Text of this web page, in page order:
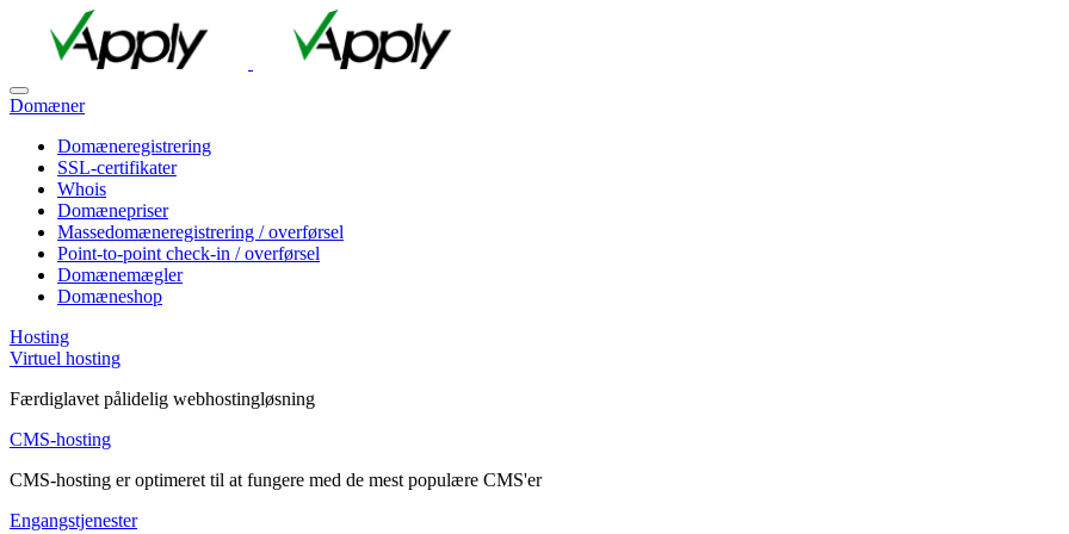
Domæner
Domæneregistrering
SSL-certifikater
Whois
Domænepriser
Massedomæneregistrering / overførsel
Point-to-point check-in / overførsel
Domænemægler
Domæneshop
Hosting
Virtuel hosting
Færdiglavet pålidelig webhostingløsning
CMS-hosting
CMS-hosting er optimeret til at fungere med de mest populære CMS'er
Engangstjenester